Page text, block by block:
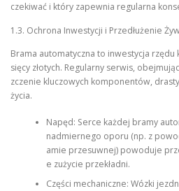
czekiwać i który zapewnia regularna
1.3. Ochrona Inwestycji i Przedłużenie
Brama automatyczna to inwestycja rzędu
sięcy złotych. Regularny serwis,
zczenie kluczowych komponentów,
życia.
Napęd: Serce każdej bramy
nadmiernego oporu (np. z
amie przesuwnej) powoduje
e zużycie przekładni.
Części mechaniczne: Wózki